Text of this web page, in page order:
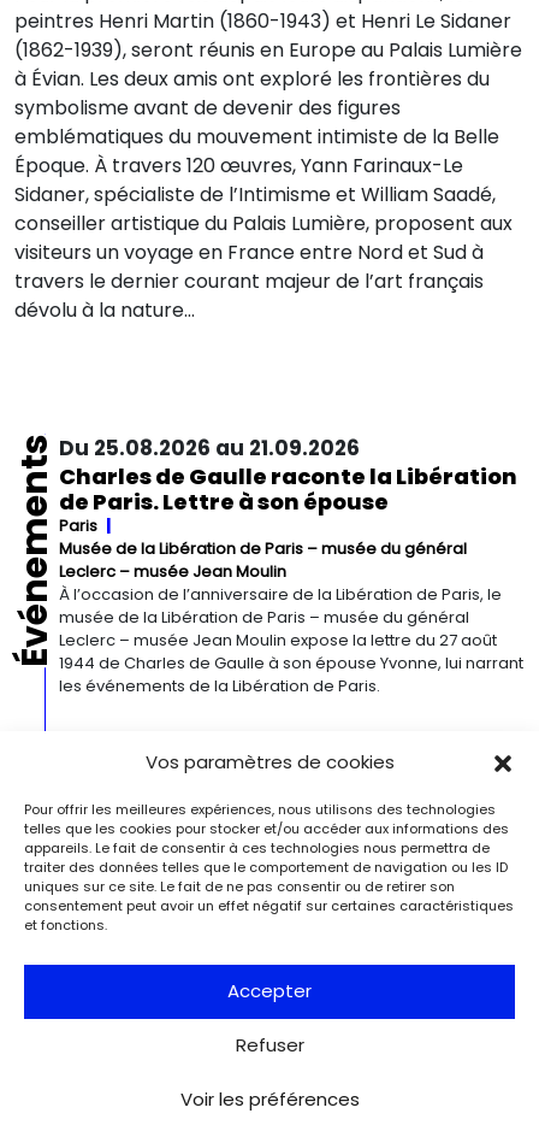
Vos paramètres de cookies
Pour offrir les meilleures expériences, nous utilisons des technologies
telles que les cookies pour stocker et/ou accéder aux informations des
appareils. Le fait de consentir à ces technologies nous permettra de
traiter des données telles que le comportement de navigation ou les ID
uniques sur ce site. Le fait de ne pas consentir ou de retirer son
consentement peut avoir un effet négatif sur certaines caractéristiques
et fonctions.
Accepter
Refuser
Voir les préférences
peintres Henri Martin (1860-1943) et Henri Le Sidaner
(1862-1939), seront réunis en Europe au Palais Lumière
à Évian. Les deux amis ont exploré les frontières du
symbolisme avant de devenir des figures
emblématiques du mouvement intimiste de la Belle
Époque. À travers 120 œuvres, Yann Farinaux-Le
Sidaner, spécialiste de l’Intimisme et William Saadé,
conseiller artistique du Palais Lumière, proposent aux
visiteurs un voyage en France entre Nord et Sud à
travers le dernier courant majeur de l’art français
dévolu à la nature…
ÉvénementsDu 25.08.2026 au 21.09.2026
Charles de Gaulle raconte la Libération
de Paris. Lettre à son épouse
Paris
Musée de la Libération de Paris – musée du général
Leclerc – musée Jean Moulin
À l’occasion de l’anniversaire de la Libération de Paris, le
musée de la Libération de Paris – musée du général
Leclerc – musée Jean Moulin expose la lettre du 27 août
1944 de Charles de Gaulle à son épouse Yvonne, lui narrant
les événements de la Libération de Paris.
Du 13.09.2026 au 03.01.2027
Georgia O’Keeffe. Architecture
Detroit
Detroit Institute of Arts
« Georgia O’Keeffe. Architecture » est une exposition
novatrice qui présente environ 35 peintures architecturales
réalisées entre les années 1920 et 1960. Pionnière de l’art
moderne, O’Keeffe a célébré la beauté et la complexité
des environnements bâtis qu’elle a habités à travers ces
l’artiste a puisé son inspiration dans […]
Du 27.11.2026 au 04.04.2027
Bizarre ! L’histoire de l’art du mot le
Kulturforum